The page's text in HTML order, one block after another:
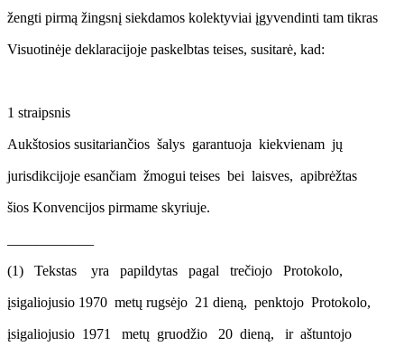
žengti pirmą žingsnį siekdamos kolektyviai įgyvendinti tam tikras
Visuotinėje deklaracijoje paskelbtas teises, susitarė, kad:
1 straipsnis
Aukštosios susitariančios šalys garantuoja kiekvienam jų
jurisdikcijoje esančiam žmogui teises bei laisves, apibrėžtas
šios Konvencijos pirmame skyriuje.
(1) Tekstas yra papildytas pagal trečiojo Protokolo,
įsigaliojusio 1970 metų rugsėjo 21 dieną, penktojo Protokolo,
įsigaliojusio 1971 metų gruodžio 20 dieną, ir aštuntojo